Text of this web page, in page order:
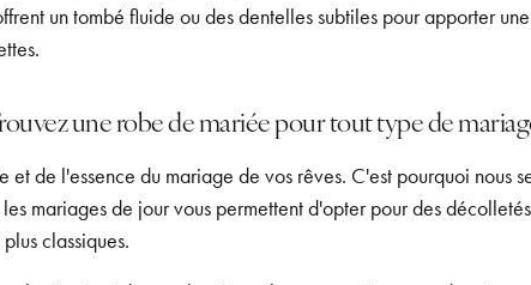
un tombé fluide ou des dentelles subtiles pour apporter
une robe de mariée pour tout type de
de l'essence du mariage de vos rêves. C'est pourquoi nous
mariages de jour vous permettent d'opter pour des
classiques.